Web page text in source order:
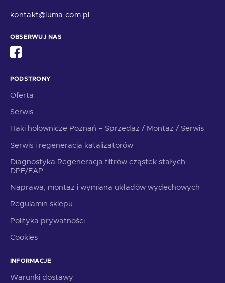
kontakt@luma.com.pl
OBSERWUJ NAS
PODSTRONY
Oferta
Serwis
Haki holownicze Poznań – Sprzedaż / Montaż / Serwis
Serwis i regeneracja katalizatorów
Diagnostyka Regeneracja filtrów cząstek stałych
DPF/FAP
Naprawa, montaż i wymiana układów wydechowych
Regulamin sklepu
Polityka prywatności
Cookies
INFORMACJE
Warunki dostawy